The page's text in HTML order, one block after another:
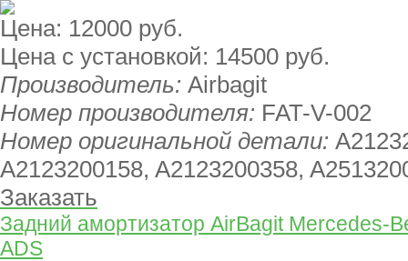
Цена: 12000 руб.
Цена с установкой: 14500 руб.
Производитель: Airbagit
Номер производителя: FAT-V-002
Номер оригинальной детали:
A2123200158, A2123200358,
Заказать
Задний амортизатор AirBagit Mercedes-
ADS